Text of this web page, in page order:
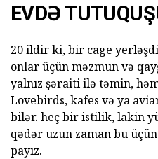
EVDƏ
20 ildir ki, bir cage
onlar üçün məzmun və
yalnız şəraiti ilə təmin,
Lovebirds, kafes və ya
bilər. heç bir istilik, lakin
qədər uzun zaman bu
payız.